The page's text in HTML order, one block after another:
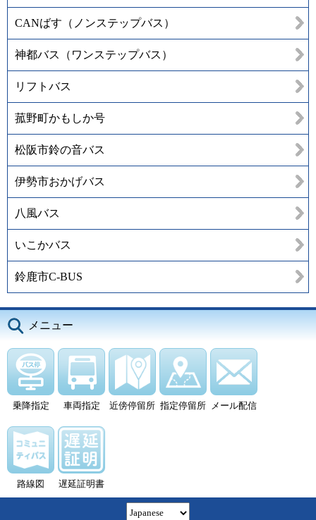
CANばす（ノンステップバス）
神都バス（ワンステップバス）
リフトバス
菰野町かもしか号
松阪市鈴の音バス
伊勢市おかげバス
八風バス
いこかバス
鈴鹿市C-BUS
メニュー
乗降指定 車両指定 近傍停留所 指定停留所 メール配信
路線図 遅延証明書